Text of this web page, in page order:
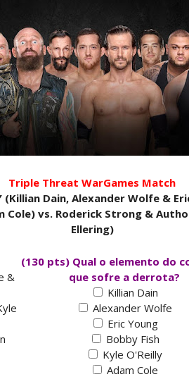
Triple Threat WarGames Match
Dain, Alexander Wolfe &
Cole) vs. Roderick Strong &
Ellering)
&
(130 pts) Qual o elemento do
que sofre a derrota?
Killian Dain
Alexander Wolfe
Eric Young
Bobby Fish
Kyle O'Reilly
Adam Cole